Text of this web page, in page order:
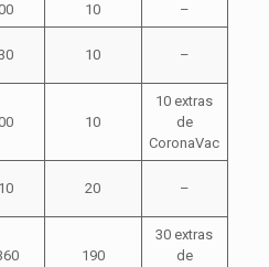
10 –
10 –
10
10 extras
de
CoronaVac
20 –
190
30 extras
de